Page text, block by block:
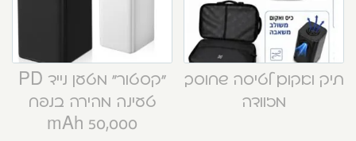
תיק ואקום לטיסה שחוסך
מזוודה
“קסטור” מטען נייד PD
טעינה מהירה בנפח
50,000 mAh